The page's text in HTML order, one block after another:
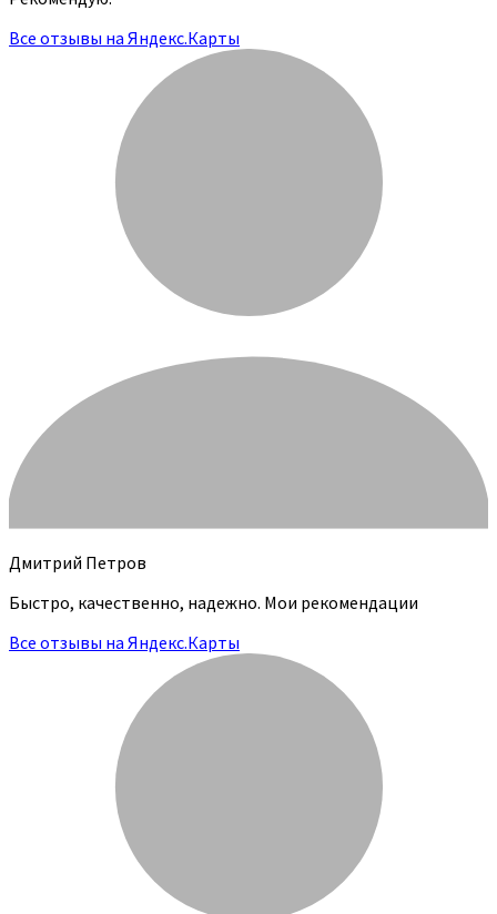
Все отзывы на Яндекс.Карты
Дмитрий Петров
Быстро, качественно, надежно. Мои рекомендации
Все отзывы на Яндекс.Карты